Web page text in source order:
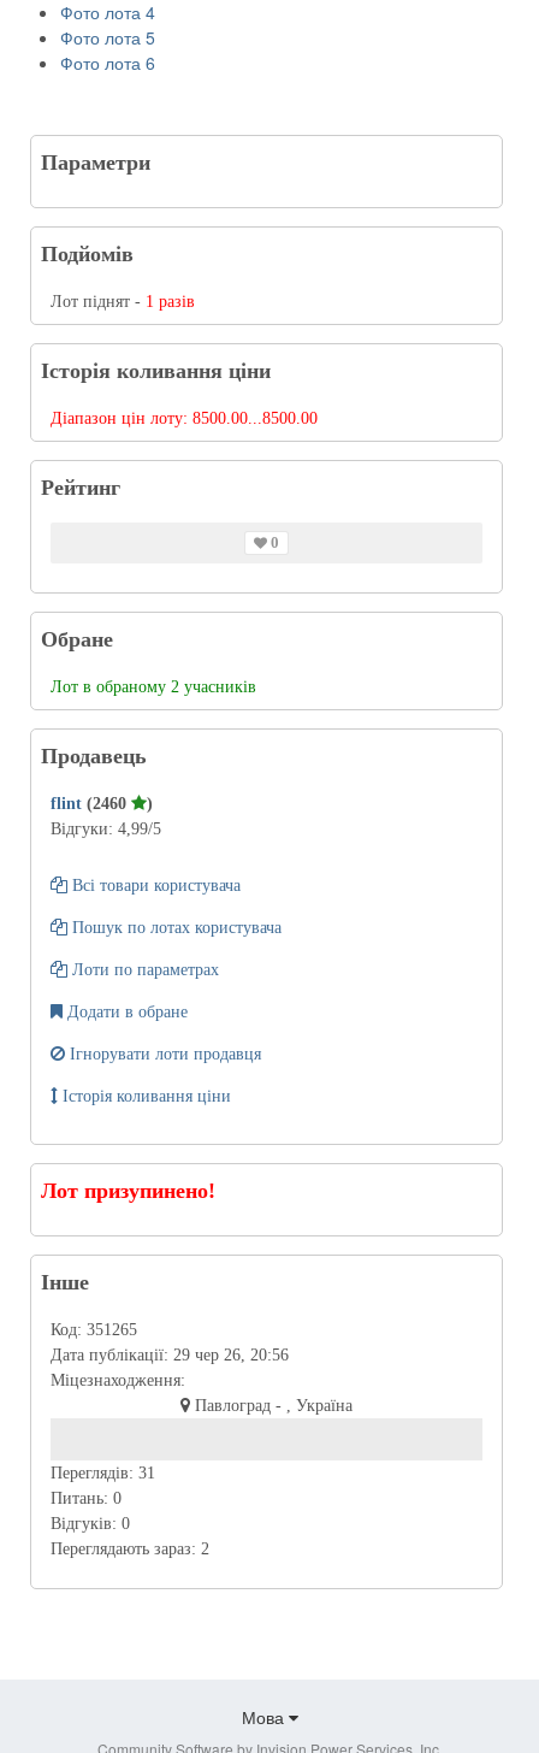
Фото лота 4
Фото лота 5
Фото лота 6
Параметри
Подйомів
Лот піднят - 1 разів
Історія коливання ціни
Діапазон цін лоту: 8500.00...8500.00
Рейтинг
0
Обране
Лот в обраному 2 учасників
Продавець
flint (2460
)
Відгуки: 4,99/5
Всі товари користувача
Пошук по лотах користувача
Лоти по параметрах
Додати в обране
Ігнорувати лоти продавця
Історія коливання ціни
Лот призупинено!
Інше
Код: 351265
Дата публікації: 29 чер 26, 20:56
Міцезнаходження:
Павлоград - , Україна
Переглядів: 31
Питань: 0
Відгуків: 0
Переглядають зараз: 2
Мова